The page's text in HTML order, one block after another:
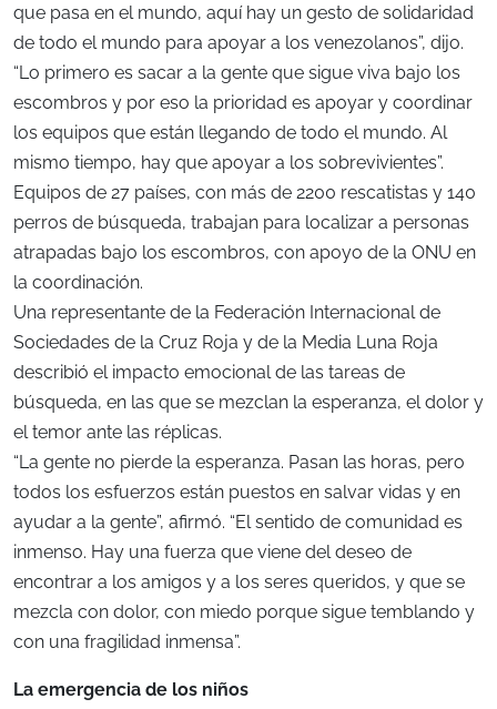
que pasa en el mundo, aquí hay un gesto de solidaridad
de todo el mundo para apoyar a los venezolanos”, dijo.
“Lo primero es sacar a la gente que sigue viva bajo los
escombros y por eso la prioridad es apoyar y coordinar
los equipos que están llegando de todo el mundo. Al
mismo tiempo, hay que apoyar a los sobrevivientes”.
Equipos de 27 países, con más de 2200 rescatistas y 140
perros de búsqueda, trabajan para localizar a personas
atrapadas bajo los escombros, con apoyo de la ONU en
la coordinación.
Una representante de la Federación Internacional de
Sociedades de la Cruz Roja y de la Media Luna Roja
describió el impacto emocional de las tareas de
búsqueda, en las que se mezclan la esperanza, el dolor y
el temor ante las réplicas.
“La gente no pierde la esperanza. Pasan las horas, pero
todos los esfuerzos están puestos en salvar vidas y en
ayudar a la gente”, afirmó. “El sentido de comunidad es
inmenso. Hay una fuerza que viene del deseo de
encontrar a los amigos y a los seres queridos, y que se
mezcla con dolor, con miedo porque sigue temblando y
con una fragilidad inmensa”.
La emergencia de los niños